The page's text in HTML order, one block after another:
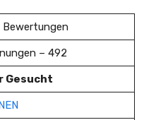
Bewertungen
– 492
Gesucht